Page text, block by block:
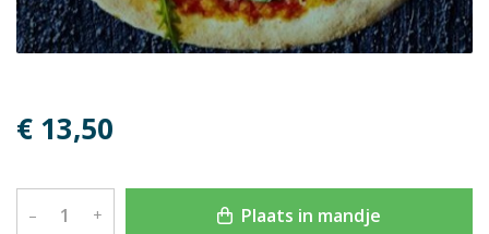
€ 13,50
– + Plaats in mandje